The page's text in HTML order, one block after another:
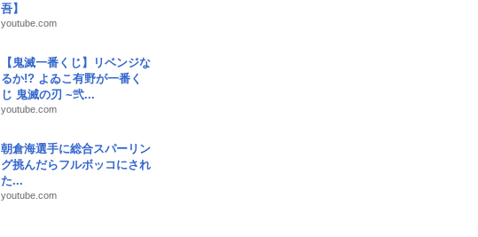
吾】
youtube.com
【鬼滅一番くじ】リベンジな
るか!? よゐこ有野が一番く
じ 鬼滅の刃 ~弐...
youtube.com
朝倉海選手に総合スパーリン
グ挑んだらフルボッコにされ
た...
youtube.com